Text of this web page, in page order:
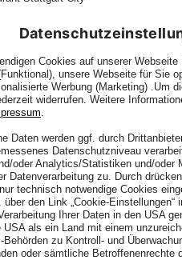
Cookies auf unserer
unsere Webseite für Sie
Werbung (Marketing) .Um
widerrufen. Weitere
.
Daten werden ggf. durch
Datenschutzniveau
oder Analytics/Statistiken und/oder
Datenverarbeitung zu. Durch
technisch notwendige Cookies
den Link „Cookie-
Ihrer Daten in den USA
als ein Land mit einem
zu Kontroll- und
oder sämtliche Betroffenenrechte